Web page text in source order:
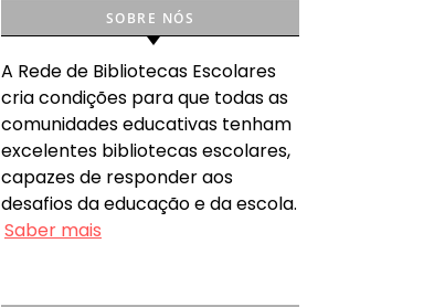
SOBRE NÓS
A Rede de Bibliotecas Escolares
cria condições para que todas as
comunidades educativas tenham
excelentes bibliotecas escolares,
capazes de responder aos
desafios da educação e da escola.
Saber mais